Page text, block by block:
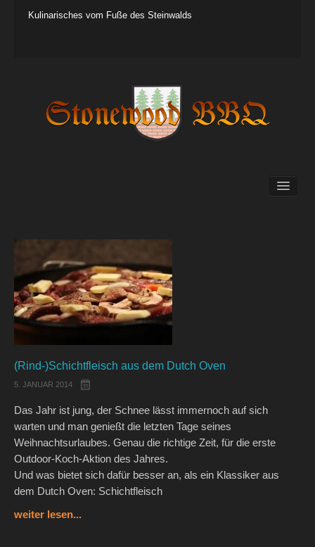
Kulinarisches vom Fuße des Steinwalds
Tipps&Tricks
(Rind-)Schichtfleisch aus dem Dutch Oven
5. JANUAR 2014
Das Jahr ist jung, der Schnee lässt immernoch auf sich
warten und man genießt die letzten Tage seines
Weihnachtsurlaubes. Genau die richtige Zeit, für die erste
Outdoor-Koch-Aktion des Jahres.
Und was bietet sich dafür besser an, als ein Klassiker aus
dem Dutch Oven: Schichtfleisch
weiter lesen...